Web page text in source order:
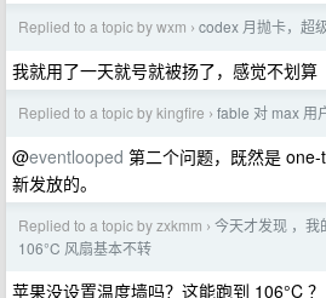
Replied to a topic by wxm › codex 月抛卡，超
我就用了一天就号就被扬了，感觉不划算
Replied to a topic by kingfire › fable 对 max 用
@eventlooped 第二个问题，既然是
新发放的。
Replied to a topic by zxkmm › 今天才发现 ，我
106°C 风扇基本不转
苹果没设置温度墙吗？这能跑到 106°C ？